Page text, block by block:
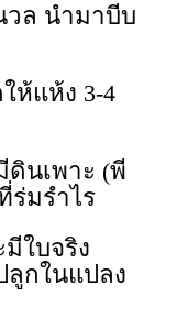
วล นำมาบีบ
ห้แห้ง 3-4
ดินเพาะ (พี
ร่มรำไร
ใบจริง
ลูกในแปลง